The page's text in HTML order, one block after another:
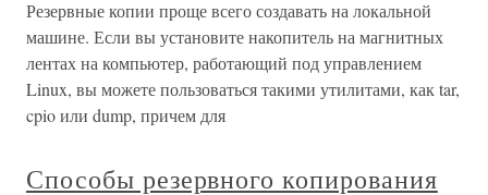
Резервные копии проще всего создавать на локальной
машине. Если вы установите накопитель на магнитных
лентах на компьютер, работающий под управлением
Linux, вы можете пользоваться такими утилитами, как tar,
cpio или dump, причем для
Способы резервного копирования